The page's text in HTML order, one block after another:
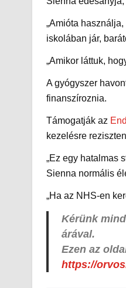
„Amióta
iskolában jár,
„Amikor láttuk,
A gyógyszer
finanszíroznia.
Támogatják az
kezelésre
„Ez egy hatalmas
Sienna normális
„Ha az NHS-en
Kérünk
árával.
Ezen az
https://